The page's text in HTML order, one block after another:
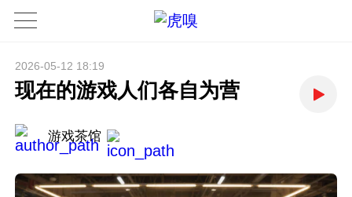
2026-05-12 18:19
现在的游戏人们各自为营
游戏茶馆